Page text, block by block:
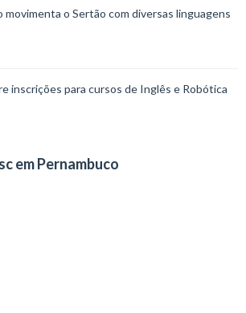
movimenta o Sertão com diversas linguagens
inscrições para cursos de Inglês e Robótica
em Pernambuco